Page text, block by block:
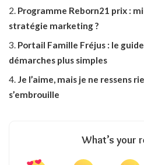
Programme Reborn21 prix :
stratégie marketing ?
Portail Famille Fréjus : le
démarches plus simples
Je l’aime, mais je ne ressens
s’embrouille
What’s your